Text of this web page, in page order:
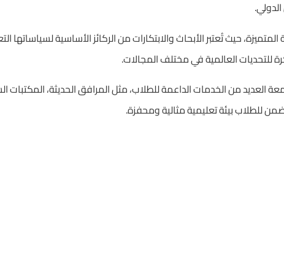
المتميزة، حيث تُعتبر الأبحاث والابتكارات من الركائز الأساسية لسياساتها
للتحديات العالمية في مختلف المجالات.
العديد من الخدمات الداعمة للطلاب، مثل المرافق الحديثة، المكتبات
للطلاب بيئة تعليمية مثالية ومحفزة.